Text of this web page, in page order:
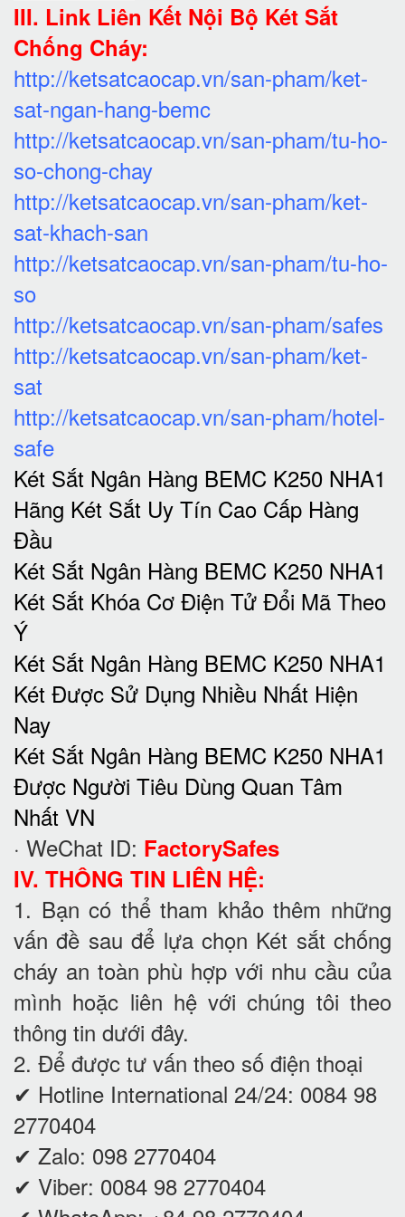
III. Link Liên Kết Nội Bộ Két Sắt
Chống Cháy:
http://ketsatcaocap.vn/san-pham/ket-
sat-ngan-hang-bemc
http://ketsatcaocap.vn/san-pham/tu-ho-
so-chong-chay
http://ketsatcaocap.vn/san-pham/ket-
sat-khach-san
http://ketsatcaocap.vn/san-pham/tu-ho-
so
http://ketsatcaocap.vn/san-pham/safes
http://ketsatcaocap.vn/san-pham/ket-
sat
http://ketsatcaocap.vn/san-pham/hotel-
safe
Két Sắt Ngân Hàng BEMC K250 NHA1
Hãng Két Sắt Uy Tín Cao Cấp Hàng
Đầu
Két Sắt Ngân Hàng BEMC K250 NHA1
Két Sắt Khóa Cơ Điện Tử Đổi Mã Theo
Ý
Két Sắt Ngân Hàng BEMC K250 NHA1
Két Được Sử Dụng Nhiều Nhất Hiện
Nay
Két Sắt Ngân Hàng BEMC K250 NHA1
Được Người Tiêu Dùng Quan Tâm
Nhất VN
· WeChat ID: FactorySafes
IV. THÔNG TIN LIÊN HỆ:
1. Bạn có thể tham khảo thêm những
vấn đề sau để lựa chọn Két sắt chống
cháy an toàn phù hợp với nhu cầu của
mình hoặc liên hệ với chúng tôi theo
thông tin dưới đây.
2. Để được tư vấn theo số điện thoại
✔ Hotline International 24/24: 0084 98
2770404
✔ Zalo: 098 2770404
✔ Viber: 0084 98 2770404